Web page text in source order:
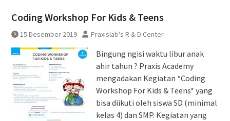
perjalanan KA Bandara YIA
Coding Workshop For Kids & Teens
15 Desember 2019 Praxislab's R & D Center
Bingung ngisi waktu libur anak
ahir tahun ? Praxis Academy
mengadakan Kegiatan *Coding
Workshop For Kids & Teens* yang
bisa diikuti oleh siswa SD (minimal
kelas 4) dan SMP. Kegiatan yang